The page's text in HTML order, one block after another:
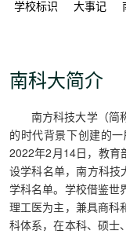
学校标识 大事记
南科大简介
南方科技大学（简
的时代背景下创建的
2022年2月14日，教育
设学科名单，南方科技
学科名单。学校借鉴世
理工医为主，兼具商科
科体系，在本科、硕士